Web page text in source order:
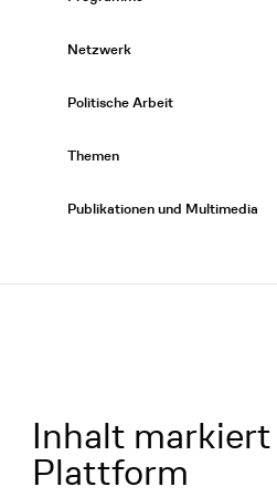
Netzwerk
Politische Arbeit
Themen
Publikationen und Multimedia
Inhalt
Plattform